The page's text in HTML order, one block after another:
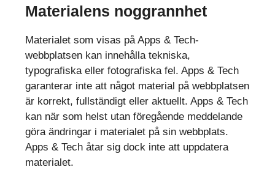
Materialens noggrannhet
Materialet som visas på Apps & Tech-
webbplatsen kan innehålla tekniska,
typografiska eller fotografiska fel. Apps & Tech
garanterar inte att något material på webbplatsen
är korrekt, fullständigt eller aktuellt. Apps & Tech
kan när som helst utan föregående meddelande
göra ändringar i materialet på sin webbplats.
Apps & Tech åtar sig dock inte att uppdatera
materialet.